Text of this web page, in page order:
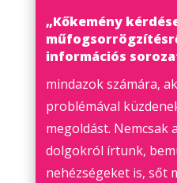
„Kőkemény
információs
mindazok számára,
problémával
megoldást. Nemcsak
dolgokról írtunk,
nehézségeket is, sőt